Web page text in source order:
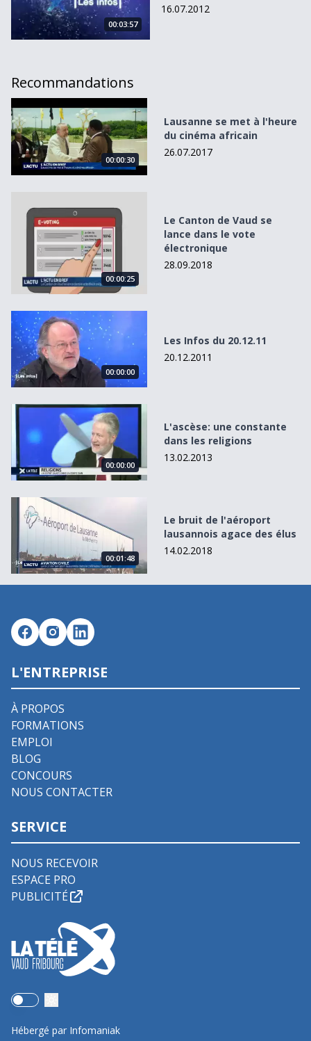
00:03:57
16.07.2012
Recommandations
Lausanne se met à l&#039;heure du cinéma africain
00:00:30
Lausanne se met à l'heure
du cinéma africain
26.07.2017
00:00:25
Le Canton de Vaud se
lance dans le vote
électronique
28.09.2018
Les Infos du 20.12.11
00:00:00
Les Infos du 20.12.11
20.12.2011
L&#039;ascèse: une constante dans les religions
00:00:00
L'ascèse: une constante
dans les religions
13.02.2013
Le bruit de l&#039;aéroport lausannois agace des élus
00:01:48
Le bruit de l'aéroport
lausannois agace des élus
14.02.2018
L'ENTREPRISE
À PROPOS
FORMATIONS
EMPLOI
BLOG
CONCOURS
NOUS CONTACTER
SERVICE
NOUS RECEVOIR
ESPACE PRO
PUBLICITÉ
Use setting
Hébergé par Infomaniak